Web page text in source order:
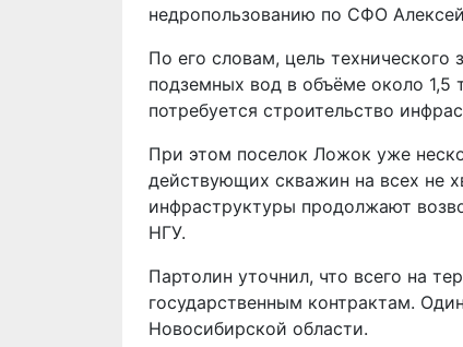
недропользованию по СФО
По его словам, цель технического
подземных вод в объёме около 1,5
потребуется строительство
При этом поселок Ложок уже
действующих скважин на всех не
инфраструктуры продолжают
НГУ.
Партолин уточнил, что всего на
государственным контрактам.
Новосибирской области.